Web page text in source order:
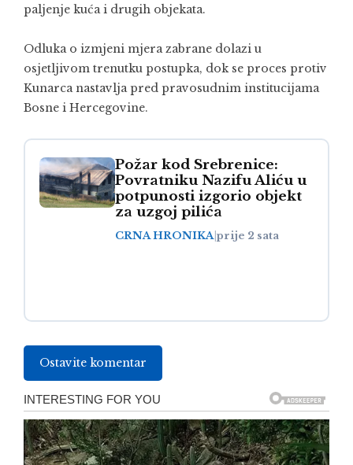
paljenje kuća i drugih objekata.
Odluka o izmjeni mjera zabrane dolazi u
osjetljivom trenutku postupka, dok se proces protiv
Kunarca nastavlja pred pravosudnim institucijama
Bosne i Hercegovine.
Požar kod Srebrenice:
Povratniku Nazifu Aliću u
potpunosti izgorio objekt
za uzgoj pilića
CRNA HRONIKAprije 2 sata
Ostavite komentar